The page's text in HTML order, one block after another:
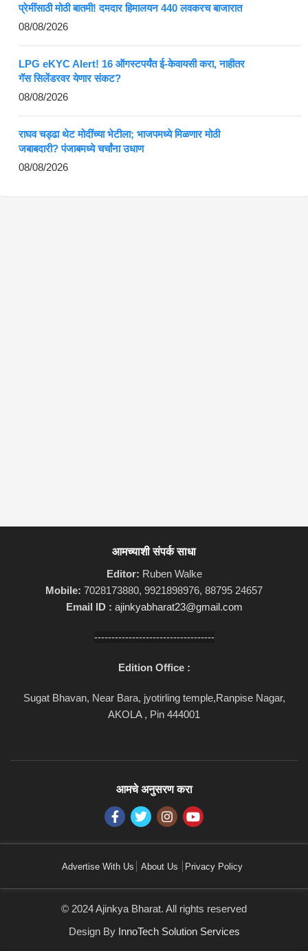
प्रेमींसाठी मोठी बातमी! दमदार हिमालयन 440 लवकरच बाजारात
08/08/2026
LPG eKYC Alert! 16 ऑगस्टपर्यंत ई-केवायसी करा, नाहीतर
गॅस सिलेंडरवर येणार संकट?
08/08/2026
राघव चड्ढा थेट मोदींच्या भेटीला; भाजपमध्ये मिळणार मोठी
जबाबदारी? पंजाबमध्ये चर्चांना उधाण
08/08/2026
आमच्याशी संपर्क साधा
Editor: Ruben Walke
Mobile: 7028173880, 9921898976, 88795 24657
Email ID : ajinkyabharat23@gmail.com
-----------------------------------
Edition Office :
Sugat Bhavan, Near Bara, jyotirling temple,Ranpise Nagar,
AKOLA , Pin 444001
आमचे अनुसरण करा
Advertise With Us About Us Privacy Policy
© 2024 Ajinkya Bharat. All rights reserved
Design By InnoTech Solution Services